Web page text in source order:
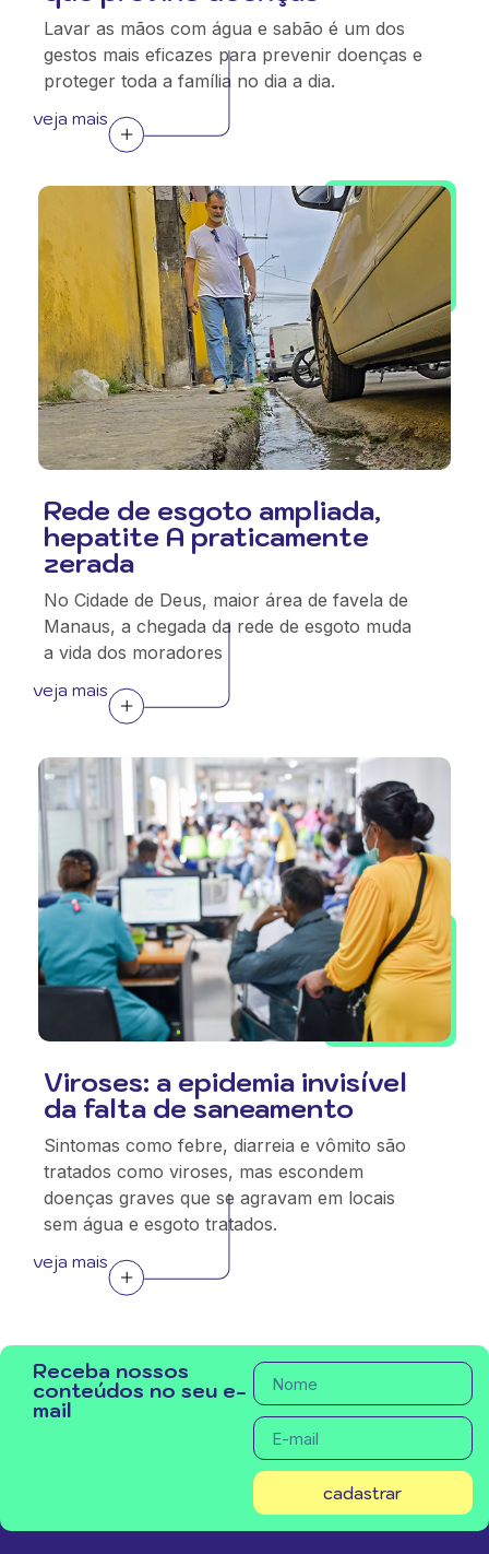
Lavar as mãos com água e sabão é um dos
gestos mais eficazes para prevenir doenças e
proteger toda a família no dia a dia.
veja mais
Rede de esgoto ampliada,
hepatite A praticamente
zerada
No Cidade de Deus, maior área de favela de
Manaus, a chegada da rede de esgoto muda
a vida dos moradores
veja mais
Viroses: a epidemia invisível
da falta de saneamento
Sintomas como febre, diarreia e vômito são
tratados como viroses, mas escondem
doenças graves que se agravam em locais
sem água e esgoto tratados.
veja mais
Receba nossos
conteúdos no seu e-
mail
cadastrar